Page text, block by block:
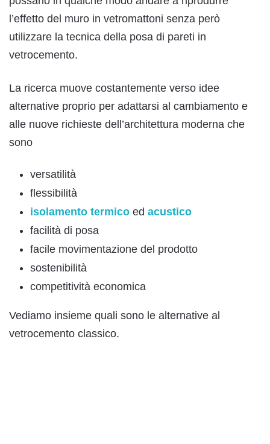
l’effetto del muro in vetromattoni senza però
utilizzare la tecnica della posa di pareti in
vetrocemento.
La ricerca muove costantemente verso idee
alternative proprio per adattarsi al cambiamento e
alle nuove richieste dell’architettura moderna che
sono
versatilità
flessibilità
isolamento termico ed acustico
facilità di posa
facile movimentazione del prodotto
sostenibilità
competitività economica
Vediamo insieme quali sono le alternative al
vetrocemento classico.